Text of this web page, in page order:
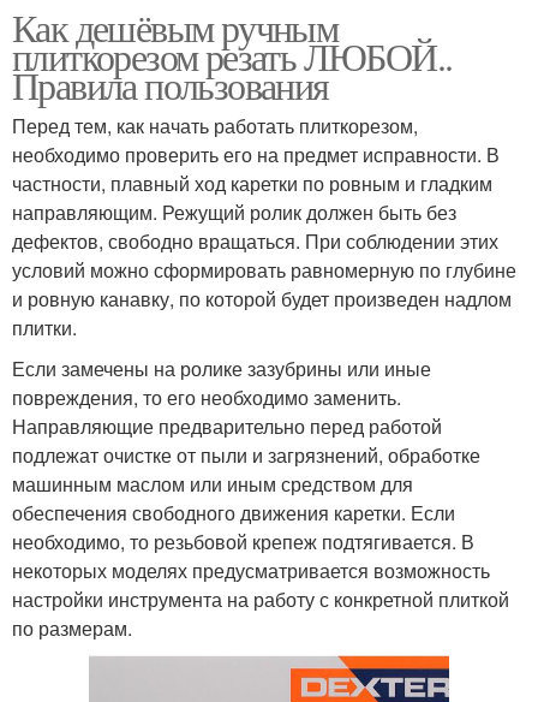
Как дешёвым ручным
плиткорезом резать ЛЮБОЙ..
Правила пользования
Перед тем, как начать работать плиткорезом,
необходимо проверить его на предмет исправности. В
частности, плавный ход каретки по ровным и гладким
направляющим. Режущий ролик должен быть без
дефектов, свободно вращаться. При соблюдении этих
условий можно сформировать равномерную по глубине
и ровную канавку, по которой будет произведен надлом
плитки.
Если замечены на ролике зазубрины или иные
повреждения, то его необходимо заменить.
Направляющие предварительно перед работой
подлежат очистке от пыли и загрязнений, обработке
машинным маслом или иным средством для
обеспечения свободного движения каретки. Если
необходимо, то резьбовой крепеж подтягивается. В
некоторых моделях предусматривается возможность
настройки инструмента на работу с конкретной плиткой
по размерам.